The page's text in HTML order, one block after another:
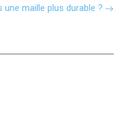
maille plus durable ?